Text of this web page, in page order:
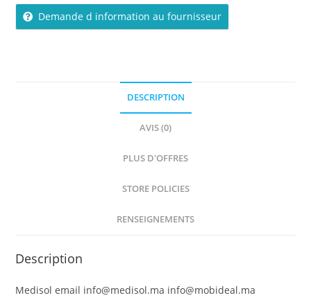
Demande d information au fournisseur
DESCRIPTION
AVIS (0)
PLUS D'OFFRES
STORE POLICIES
RENSEIGNEMENTS
Description
Medisol email info@medisol.ma info@mobideal.ma